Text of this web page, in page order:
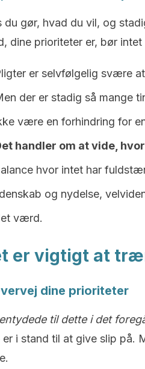
du gør, hvad du vil, og
dine prioriteter er, bør
er selvfølgelig svære
der er stadig så mange
være en forhindring for
handler om at vide,
hvor intet har
og nydelse,
værd.
er vigtigt at
dine prioriteter
til dette i det
er i stand til at give slip på.